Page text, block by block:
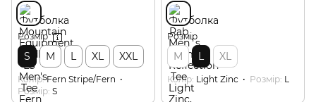
Розмір
S M L XL XXL
Колір Fern Stripe/Fern
Розмір S
Розмір
M L XL
Колір Light Zinc Розмір L